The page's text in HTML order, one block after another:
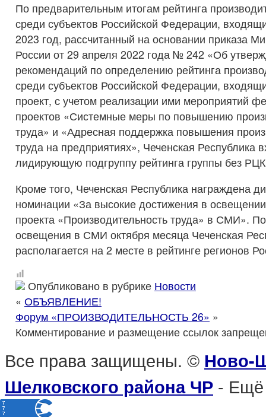
По предварительным итогам рейтинга
среди субъектов Российской Федерации,
2023 год, рассчитанный на основании приказа
России от 29 апреля 2022 года № 242 «Об
рекомендаций по определению рейтинга
среди субъектов Российской Федерации,
проект, с учетом реализации ими мероприятий
проектов «Системные меры по повышению
труда» и «Адресная поддержка повышения
труда на предприятиях», Чеченская Республика
лидирующую подгруппу рейтинга группы без
Кроме того, Чеченская Республика награждена
номинации «За высокие достижения в
проекта «Производительность труда» в СМИ».
освещения в СМИ октября месяца Чеченская
располагается на 2 месте в рейтинге регионов
Опубликовано в рубрике Новости
« ОБЪЯВЛЕНИЕ!
Форум «ПРОИЗВОДИТЕЛЬНОСТЬ 26» »
Комментирование и размещение ссылок
Все права защищены. © Ново-
Шелковского района ЧР - Ещё